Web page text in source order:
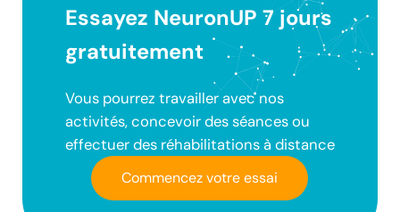
Essayez NeuronUP 7 jours
gratuitement
Vous pourrez travailler avec nos
activités, concevoir des séances ou
effectuer des réhabilitations à distance
Commencez votre essai